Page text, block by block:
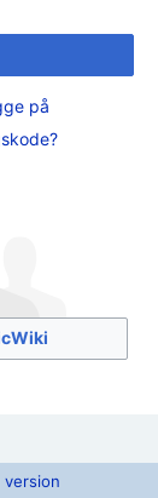
på
version